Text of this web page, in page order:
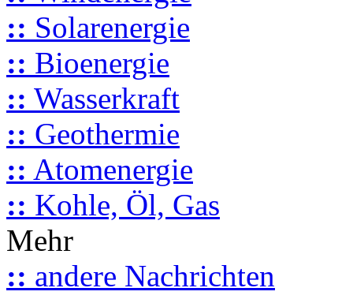
:: Solarenergie
:: Bioenergie
:: Wasserkraft
:: Geothermie
:: Atomenergie
:: Kohle, Öl, Gas
Mehr
:: andere Nachrichten